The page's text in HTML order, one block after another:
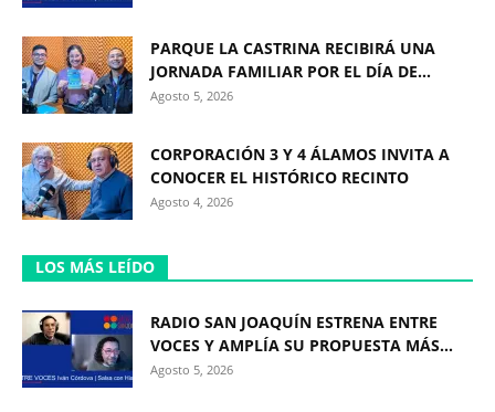
PARQUE LA CASTRINA RECIBIRÁ UNA
JORNADA FAMILIAR POR EL DÍA DE...
Agosto 5, 2026
CORPORACIÓN 3 Y 4 ÁLAMOS INVITA A
CONOCER EL HISTÓRICO RECINTO
Agosto 4, 2026
LOS MÁS LEÍDO
RADIO SAN JOAQUÍN ESTRENA ENTRE
VOCES Y AMPLÍA SU PROPUESTA MÁS...
Agosto 5, 2026